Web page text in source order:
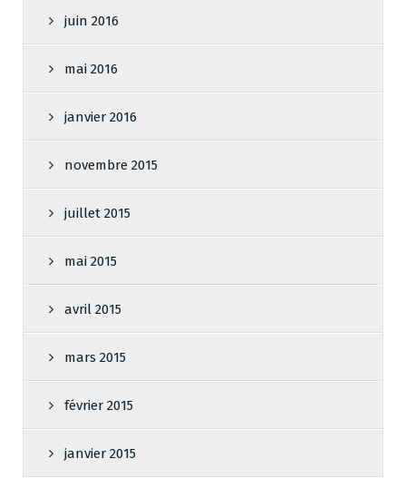
juin 2016
mai 2016
janvier 2016
novembre 2015
juillet 2015
mai 2015
avril 2015
mars 2015
février 2015
janvier 2015